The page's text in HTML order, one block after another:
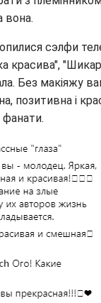
вона.
сэлфи
красива",
Без макіяжу
позитивна і